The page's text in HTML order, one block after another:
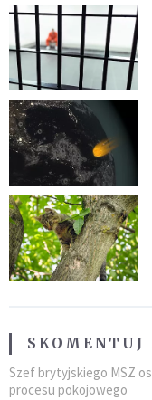
SKOMENTUJ
Szef brytyjskiego MSZ
procesu pokojowego